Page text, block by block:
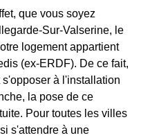
que vous soyez
Sur-Valserine, le
logement appartient
(ex-ERDF). De ce fait,
à l'installation
la pose de ce
Pour toutes les villes
s'attendre à une